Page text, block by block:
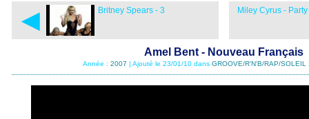
◄ Britney Spears - 3 Miley Cyrus -
Amel Bent - Nouveau Français
Année : 2007 | Ajouté le 23/01/10 dans GROOVE/R'N'B/RAP/SOLEIL